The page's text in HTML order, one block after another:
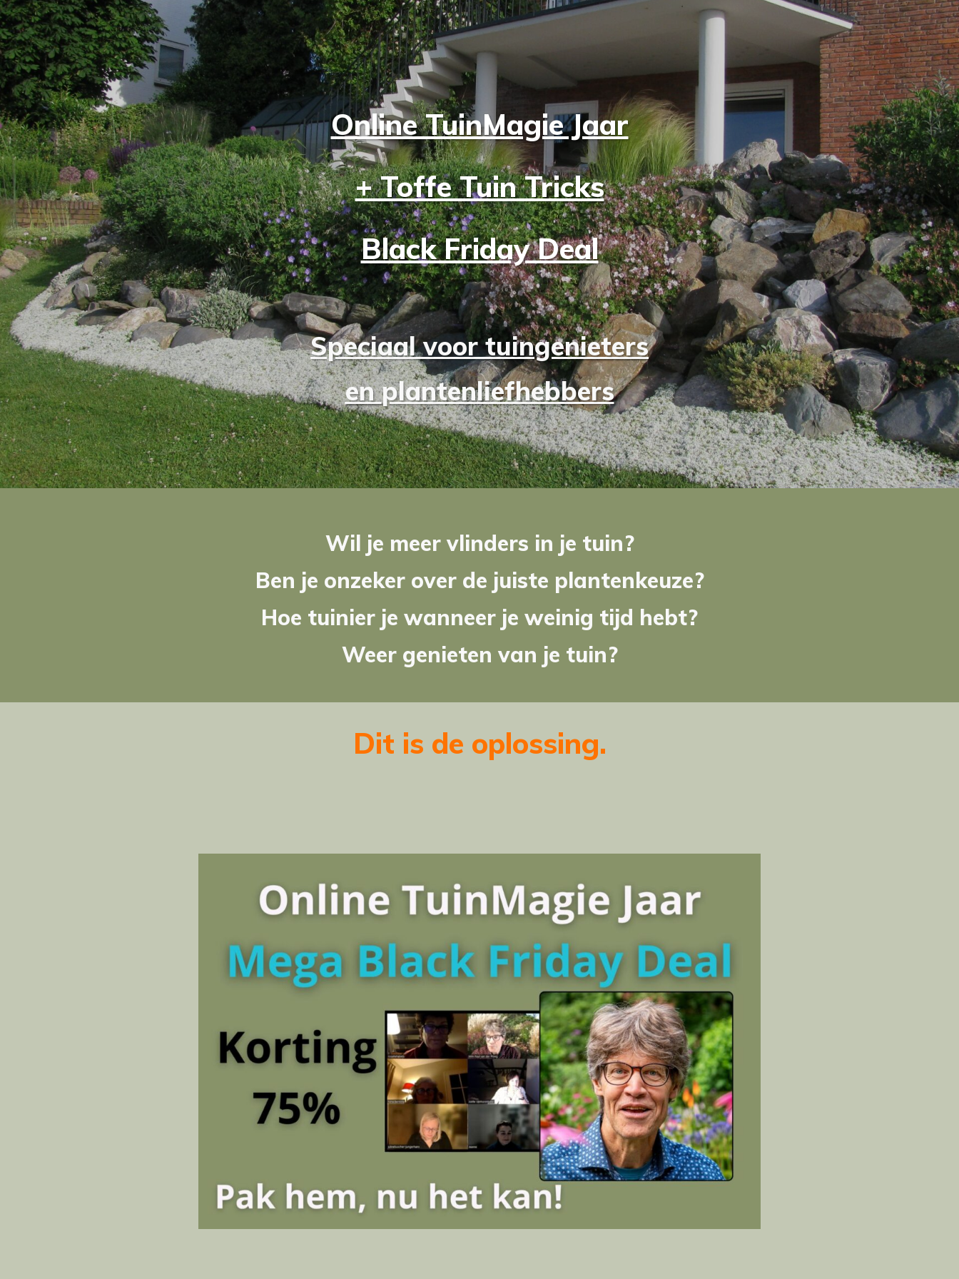
Online TuinMagie Jaar
+ Toffe Tuin Tricks
Black Friday Deal
Speciaal voortuingenieters
enplantenliefhebbers
Wil je meer vlinders in je tuin?
Ben je onzeker over de juiste plantenkeuze?
Hoe tuinier je wanneer je weinig tijd hebt?
Weer genieten van je tuin?
Dit is de oplossing.